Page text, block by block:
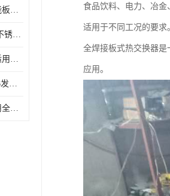
数据中心浅波纹高效节能板式换热器
湖南高效节能BR可拆式不锈钢板式换热器厂家定制
化工、电力、钢铁行业适用冷却冷凝蒸发加热不锈钢可拆式板式换热器
湖南怀化KHZD-BN210-3发动机柴油冷却钎焊机板式热交换器
湖南衡阳化工农药行业用全焊接板式冷凝器专业定制
食品饮料、电力、冶金
适用于不同工况的要求
全焊接板式热交换器
应用。